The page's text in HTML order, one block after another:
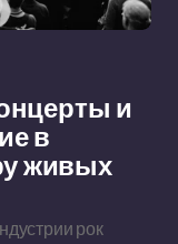
и
в
живых
рок